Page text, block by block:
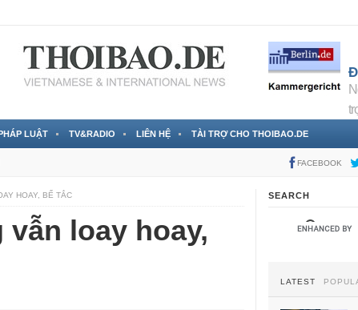
LUẬT TV&RADIO LIÊN HỆ TÀI TRỢ CHO THOIBAO.DE
FACEBOOK
HOAY, BẾ TẮC
loay hoay,
SEARCH
LATEST